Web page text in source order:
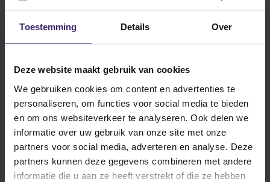
Toestemming Details Over
Deze website maakt gebruik van cookies
We gebruiken cookies om content en advertenties te
personaliseren, om functies voor social media te bieden
en om ons websiteverkeer te analyseren. Ook delen we
informatie over uw gebruik van onze site met onze
partners voor social media, adverteren en analyse. Deze
partners kunnen deze gegevens combineren met andere
informatie die u aan ze heeft verstrekt of die ze hebben
dagelijkse avonturen van onze talenten? Volg
ons dan op Instagram voor de meest actuele
Other articles from Celeste
Veenstra
3